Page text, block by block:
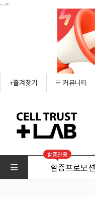
-->
+즐겨찾기 커뮤니티
할증전용
할증프로모션